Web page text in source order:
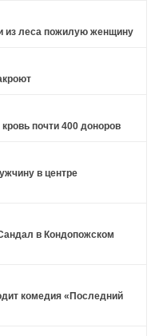
из леса пожилую женщину
почти 400 доноров
в центре
в Кондопожском
комедия «Последний